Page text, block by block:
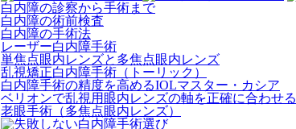
白内障の診察から手術まで
白内障の術前検査
白内障の手術法
レーザー白内障手術
単焦点眼内レンズと多焦点眼内レンズ
乱視矯正白内障手術（トーリック）
白内障手術の精度を高めるIOLマスター・カシア
ベリオンで乱視用眼内レンズの軸を正確に合わせる
老眼手術（多焦点眼内レンズ）